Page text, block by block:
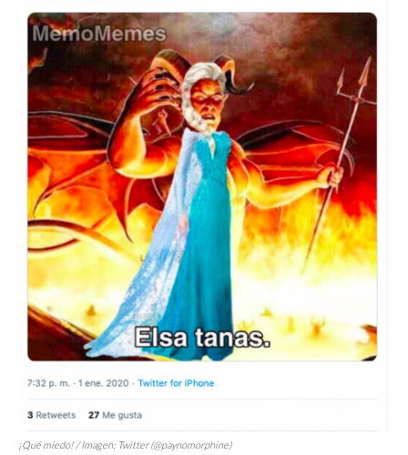
¡Qué miedo! / Imagen: Twitter (@paynomorphine)